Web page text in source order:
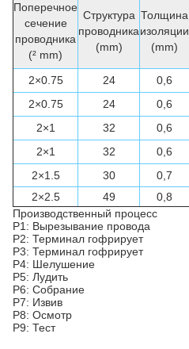
Поперечное
сечение
проводника
(² mm)
Структура
проводника
(mm)
Толщина
изоляции
(mm)
2×0.75
24 0,6
2×0.75
24 0,6
2×1
32 0,6
2×1
32 0,6
2×1.5
30 0,7
2×2.5
49 0,8
Производственный процесс
P1: Вырезывание провода
P2: Терминал гофрирует
P3: Терминал гофрирует
P4: Шелушение
P5: Лудить
P6: Собрание
P7: Извив
P8: Осмотр
P9: Тест